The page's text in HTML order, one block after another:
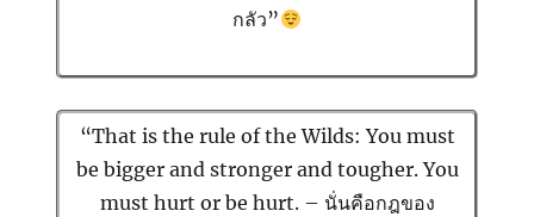
กลัว”
“That is the rule of the Wilds: You must
be bigger and stronger and tougher. You
must hurt or be hurt. – นั่นคือกฎของ